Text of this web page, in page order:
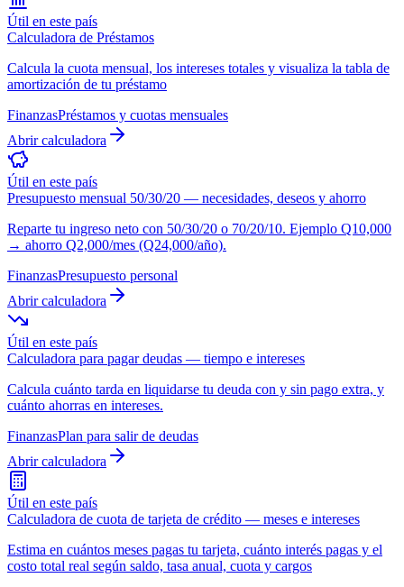
Útil en este país
Calculadora de Préstamos
Calcula la cuota mensual, los intereses totales y visualiza la tabla de
amortización de tu préstamo
FinanzasPréstamos y cuotas mensuales
Abrir calculadora
Útil en este país
Presupuesto mensual 50/30/20 — necesidades, deseos y ahorro
Reparte tu ingreso neto con 50/30/20 o 70/20/10. Ejemplo Q10,000
→ ahorro Q2,000/mes (Q24,000/año).
FinanzasPresupuesto personal
Abrir calculadora
Útil en este país
Calculadora para pagar deudas — tiempo e intereses
Calcula cuánto tarda en liquidarse tu deuda con y sin pago extra, y
cuánto ahorras en intereses.
FinanzasPlan para salir de deudas
Abrir calculadora
Útil en este país
Calculadora de cuota de tarjeta de crédito — meses e intereses
Estima en cuántos meses pagas tu tarjeta, cuánto interés pagas y el
costo total real según saldo, tasa anual, cuota y cargos